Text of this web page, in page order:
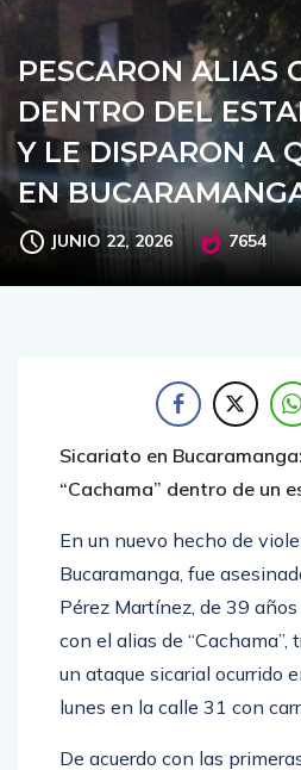
PESCARON ALIAS
DENTRO DEL
Y LE DISPARON A
EN
Sicariato en
En un nuevo hecho de
Bucaramanga, fue
Pérez Martínez, de 39 años
con el alias de
un ataque sicarial ocurrido